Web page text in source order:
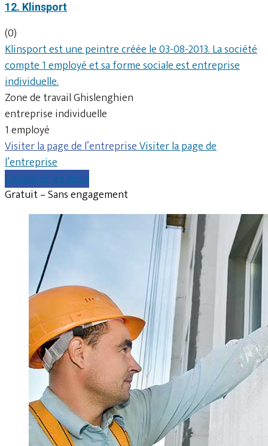
12. Klinsport
(0)
Klinsport est une peintre créée le 03-08-2013. La société
compte 1 employé et sa forme sociale est entreprise
individuelle.
Zone de travail Ghislenghien
entreprise individuelle
1 employé
Visiter la page de l’entrepriseVisiter la page de
l’entreprise
Comparer les devis
Gratuit – Sans engagement